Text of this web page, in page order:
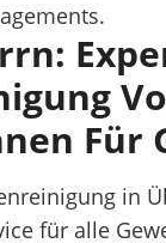
Für
in
für alle